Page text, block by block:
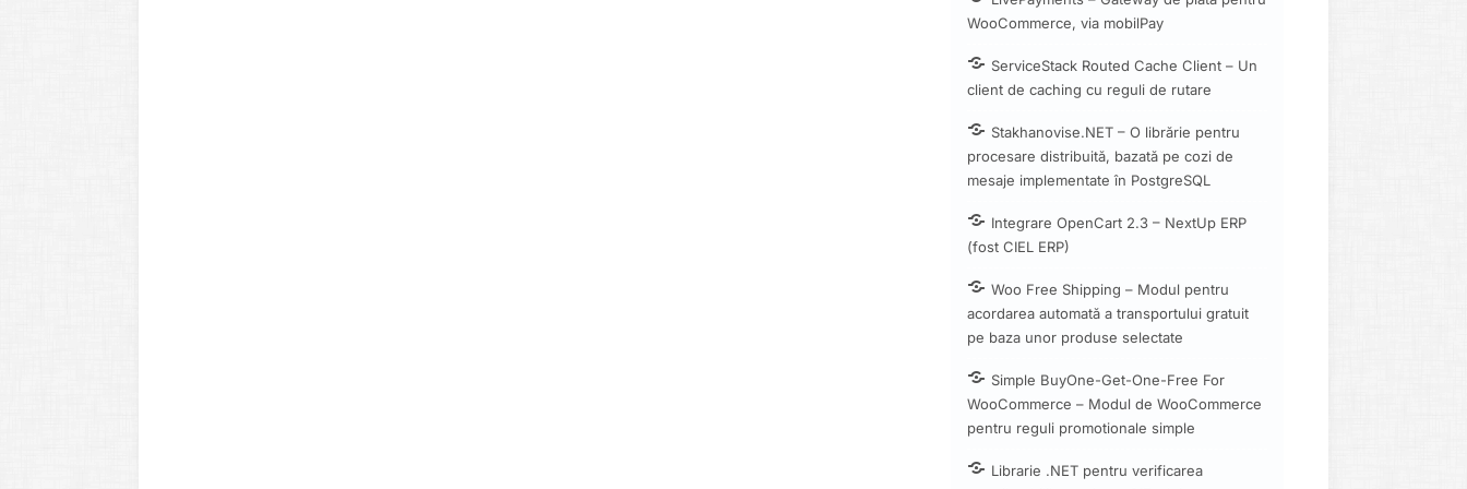
WooCommerce, via mobilPay
ServiceStack Routed Cache Client – Un
client de caching cu reguli de rutare
Stakhanovise.NET – O librărie pentru
procesare distribuită, bazată pe cozi de
mesaje implementate în PostgreSQL
Integrare OpenCart 2.3 – NextUp ERP
(fost CIEL ERP)
Woo Free Shipping – Modul pentru
acordarea automată a transportului gratuit
pe baza unor produse selectate
Simple BuyOne-Get-One-Free For
WooCommerce – Modul de WooCommerce
pentru reguli promotionale simple
Librarie .NET pentru verificarea